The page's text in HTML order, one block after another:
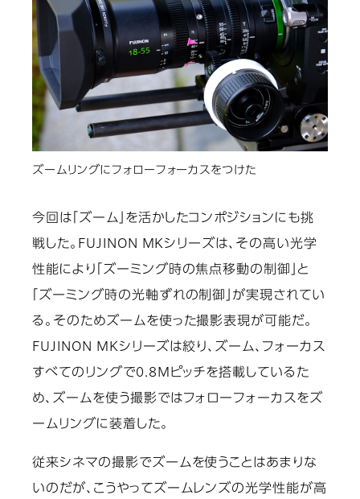
ズームリングにフォローフォーカスをつけた
今回は「ズーム」を活かしたコンポジションにも挑
戦した。FUJINON MKシリーズは、その高い光学
性能により「ズーミング時の焦点移動の制御」と
「ズーミング時の光軸ずれの制御」が実現されてい
る。そのためズームを使った撮影表現が可能だ。
FUJINON MKシリーズは絞り、ズーム、フォーカス
すべてのリングで0.8Mピッチを搭載しているた
め、ズームを使う撮影ではフォローフォーカスをズ
ームリングに装着した。
従来シネマの撮影でズームを使うことはあまりな
いのだが、こうやってズームレンズの光学性能が高